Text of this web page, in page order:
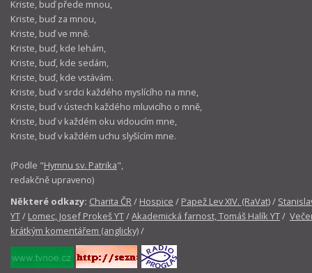
Kriste, buď přede mnou,
Kriste, buď za mnou,
Kriste, buď ve mně.
Kriste, buď, kde lehám,
Kriste, buď, kde sedám,
Kriste, buď, kde vstávám.
Kriste, buď v srdci každého myslícího na mne,
Kriste, buď v ústech každého mluvicího o mně,
Kriste, buď v každém oku vidoucím mne,
Kriste, buď v každém uchu slyšícím mne.
(Podle "Hymnu sv. Patrika",
redakčně upraveno)
Některé odkazy: Charita ČR/ Hospice / Papež Lev XIV. (RaVat)/
YT/ Lomec, Josef Prokeš YT/Akademická farnost, Tomáš Halík YT/
krátkým komentářem (anglicky)/